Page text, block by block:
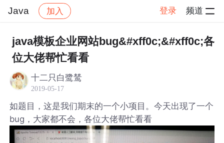
Java 加入 登录 频道
社区 Java 帖子详情
java模板企业网站bug&#xff0c;&#xff0c;各
位大佬帮忙看看
十二只白鹭鸶
2019-05-17
如题目，这是我们期末的一个小项目。今天出现了一个
bug，大家都不会，各位大佬帮忙看看